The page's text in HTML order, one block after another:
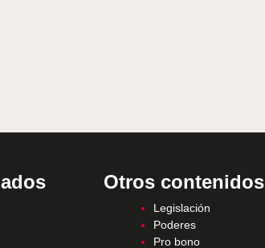
Otros contenidos
Legislación
Poderes
Pro bono